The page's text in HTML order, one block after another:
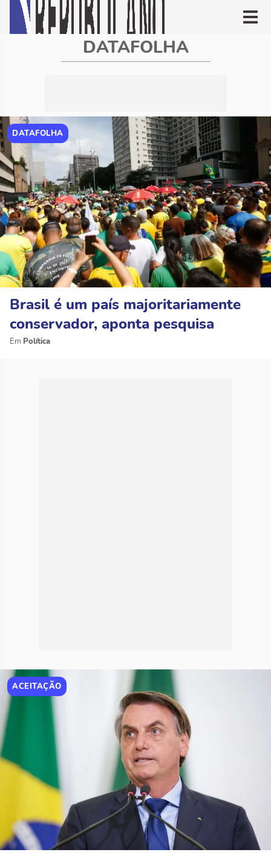
DATAFOLHA
DATAFOLHA
Brasil é um país majoritariamente
conservador, aponta pesquisa
Política
ACEITAÇÃO